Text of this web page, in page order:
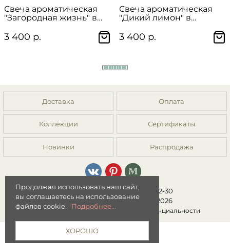
Свеча ароматическая
"Загородная жизнь" в
3 400 р.
Свеча ароматическая
"Дикий лимон" в
3 400 р.
Доставка Оплата
Коллекции Сертификаты
Новинки Распродажа
8 (499) 392-01-44, 8 (977) 149-22-30
Интернет-магазин "Мята" © 2026
Публичная оферта|Политика конфиденциальности
Продолжая использовать наш сайт,
вы соглашаетесь на использование
файлов cookie.
Подробнее...
ХОРОШО